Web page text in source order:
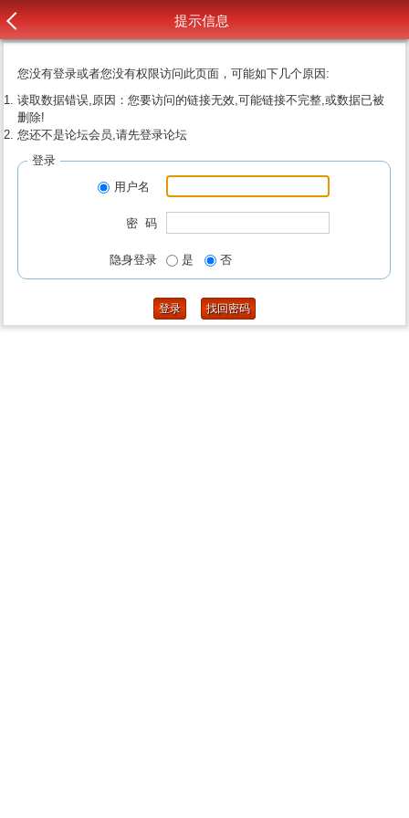
提示信息
您没有登录或者您没有权限访问此页面，可能如下几个原因:
读取数据错误,原因：您要访问的链接无效,可能链接不完整,或数据已被
删除!
您还不是论坛会员,请先登录论坛
登录
用户名
密 码
隐身登录 是 否